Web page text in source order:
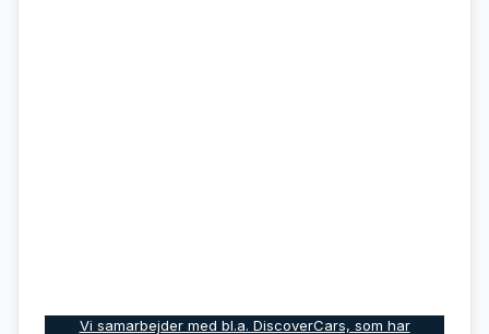
Vi samarbejder med bl.a. DiscoverCars, som har